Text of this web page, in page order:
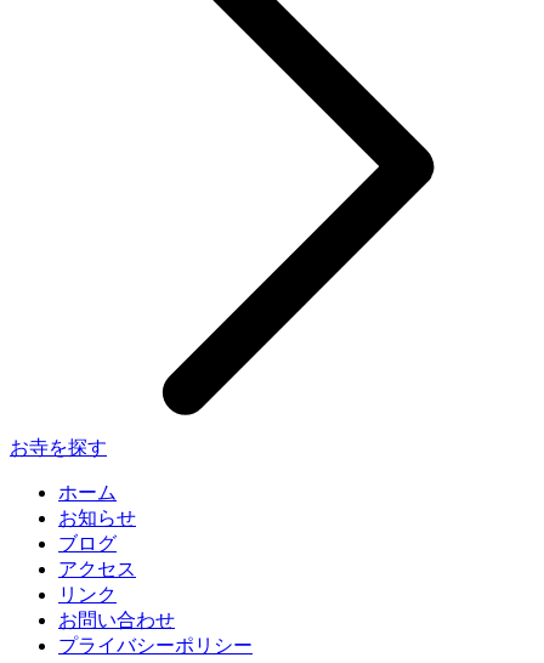
お寺を探す
ホーム
お知らせ
ブログ
アクセス
リンク
お問い合わせ
プライバシーポリシー